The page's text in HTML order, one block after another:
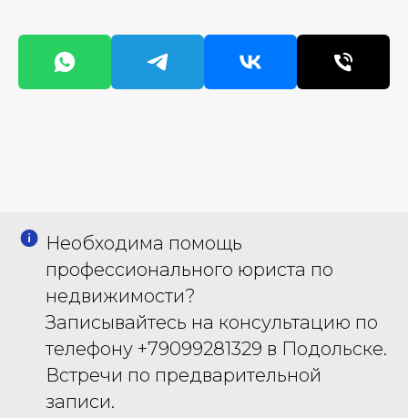
Необходима помощь
профессионального юриста по
недвижимости?
Записывайтесь на консультацию по
телефону +79099281329 в Подольске.
Встречи по предварительной
записи.